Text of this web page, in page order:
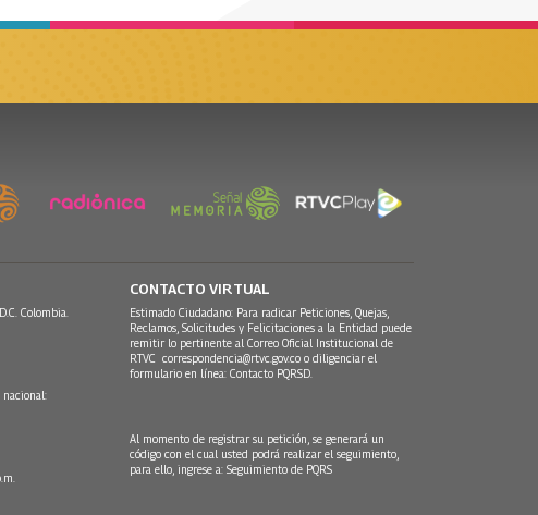
Colombia.
CONTACTO VIRTUAL
Estimado Ciudadano: Para radicar Peticiones, Quejas,
Reclamos, Solicitudes y Felicitaciones a la Entidad puede
remitir lo pertinente al Correo Oficial Institucional de
RTVC correspondencia@rtvc.gov.co o diligenciar el
formulario en línea: Contacto PQRSD.
Al momento de registrar su petición, se generará un
código con el cual usted podrá realizar el seguimiento,
para ello, ingrese a: Seguimiento de PQRS